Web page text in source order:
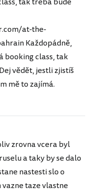
at-the-
Každopádně,
booking class, tak
vědět, jestli zjistíš
mě to zajímá.
zrovna vcera byl
a taky by se dalo
nastesti slo o
taze vlastne